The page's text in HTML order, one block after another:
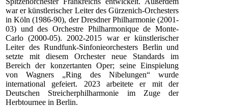
war er künstlerischer Leiter des Gürzenich-Orchesters
in Köln (1986-90), der Dresdner Philharmonie (2001-
03) und des Orchestre Philharmonique de Monte-
Carlo (2000-05). 2002-2015 war er künstlerischer
Leiter des Rundfunk-Sinfonieorchesters Berlin und
setzte mit diesem Orchester neue Standards im
Bereich der konzertanten Oper; seine Einspielung
von Wagners „Ring des Nibelungen“ wurde
international gefeiert. 2023 arbeitete er mit der
Deutschen Streicherphilharmonie im Zuge der
Herbtournee in Berlin.